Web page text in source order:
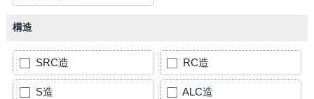
構造
SRC造 RC造
S造 ALC造